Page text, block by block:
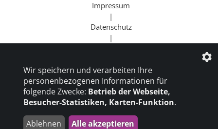
Impressum
|
Datenschutz
|
Beratung
|
Goldener Rollstuhl
|
Wir speichern und verarbeiten Ihre
personenbezogenen Informationen für
folgende Zwecke: Betrieb der Webseite,
Besucher-Statistiken, Karten-Funktion.
Ablehnen Alle akzeptieren